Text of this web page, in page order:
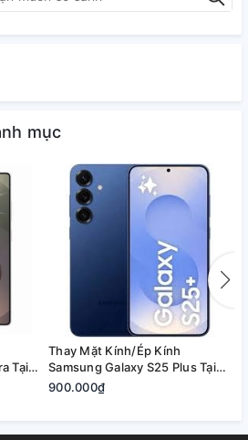
iPhone tại A1368?
chuyên dụng – không bọt khí.
nghề – thao tác chuẩn xác.
mục
Tại
Thay Mặt Kính/Ép Kính
Samsung Galaxy S25 Plus Tại
Quận 2, Tp. Thủ Đức | Bảo
900.000₫